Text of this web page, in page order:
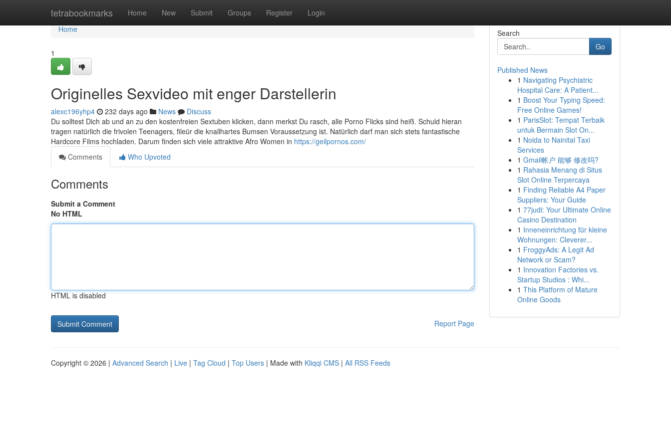
tetrabookmarks Home New Submit Groups Register Login
Home
Home
1
Originelles Sexvideo mit enger Darstellerin
alexc196yhp4 232 days ago News
Discuss
Du solltest Dich ab und an zu den kostenfreien Sextuben klicken, dann merkst Du rasch, alle Porno Flicks sind heiß. Schuld hieran
tragen natürlich die frivolen Teenagers, fileür die knallhartes Bumsen Voraussetzung ist. Natürlich darf man sich stets fantastische
Hardcore Films hochladen. Darum finden sich viele attraktive Afro Women in https://geilpornos.com/
Comments
Who Upvoted
Comments
Submit a Comment
No HTML
HTML is disabled
Report Page
Search
Go
Published News
1 Navigating Psychiatric
Hospital Care: A Patient...
1 Boost Your Typing Speed:
Free Online Games!
1 ParisSlot: Tempat Terbaik
untuk Bermain Slot On...
1 Noida to Nainital Taxi
Services
1 Gmail帐户 能够 修改吗?
1 Rahasia Menang di Situs
Slot Online Terpercaya
1 Finding Reliable A4 Paper
Suppliers: Your Guide
1 77judi: Your Ultimate Online
Casino Destination
1 Inneneinrichtung für kleine
Wohnungen: Cleverer...
1 FroggyAds: A Legit Ad
Network or Scam?
1 Innovation Factories vs.
Startup Studios : Whi...
1 This Platform of Mature
Online Goods
Copyright © 2026 | Advanced Search | Live | Tag Cloud | Top Users | Made with Kliqqi CMS | All RSS Feeds